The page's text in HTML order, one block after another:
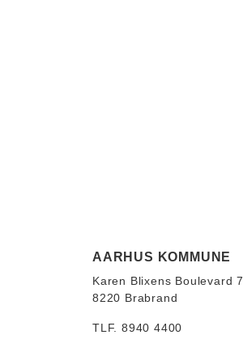
AARHUS KOMMUNE
Karen Blixens Boulevard 7
8220 Brabrand
TLF. 8940 4400